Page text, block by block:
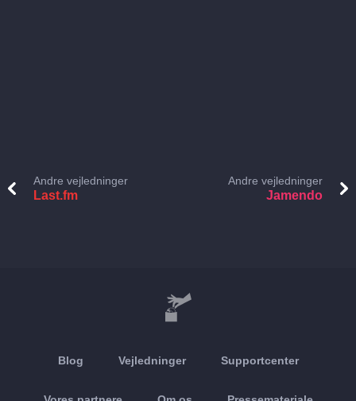
Andre vejledninger
Last.fm
Andre vejledninger
Jamendo
Blog Vejledninger Supportcenter